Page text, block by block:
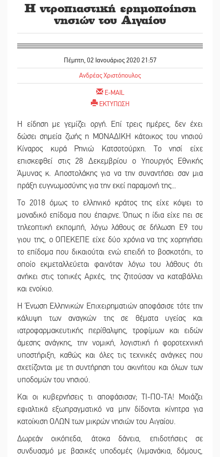
Η ντροπιαστική ερημοποίηση
νησιών του Αιγαίου
Πέμπτη, 02 Ιανουάριος 2020 21:57
Ανδρέας Χριστόπουλος
E-MAIL
ΕΚΤΥΠΩΣΗ
Η είδηση με γεμίζει οργή. Επί τρεις ημέρες, δεν έχει
δώσει σημεία ζωής η ΜΟΝΑΔΙΚΗ κάτοικος του νησιού
Κίναρος κυρά Ρηνιώ Κατσοτούρχη. Το νησί είχε
επισκεφθεί στις 28 Δεκεμβρίου ο Υπουργός Εθνικής
Άμυνας κ. Αποστολάκης για να την συναντήσει σαν μια
πράξη ευγνωμοσύνης για την εκεί παραμονή της...
Το 2018 όμως το ελληνικό κράτος της είχε κόψει το
μοναδικό επίδομα που έπαιρνε. Όπως η ίδια είχε πει σε
τηλεοπτική εκπομπή, λόγω λάθους σε δήλωση Ε9 του
γιου της, ο ΟΠΕΚΕΠΕ είχε δύο χρόνια να της χορηγήσει
το επίδομα που δικαιούται ενώ επειδή το βοσκοτόπι, το
οποίο εκμεταλλεύεται φαινόταν λόγω του λάθους ότι
ανήκει στις τοπικές Αρχές, της ζητούσαν να καταβάλλει
και ενοίκιο.
Η Ένωση Ελληνικών Επιχειρηματιών αποφάσισε τότε την
κάλυψη των αναγκών της σε θέματα υγείας και
ιατροφαρμακευτικής περίθαλψης, τροφίμων και ειδών
άμεσης ανάγκης, την νομική, λογιστική ή φοροτεχνική
υποστήριξη, καθώς και όλες τις τεχνικές ανάγκες που
σχετίζονται με τη συντήρηση του ακινήτου και όλων των
υποδομών του νησιού.
Και οι κυβερνήσεις τι αποφάσισαν; ΤΙ-ΠΟ-ΤΑ! Μοιάζει
εφιαλτικά εξωπραγματικό να μην δίδονται κίνητρα για
κατοίκιση ΟΛΩΝ των μικρών νησιών του Αιγαίου.
Δωρεάν οικόπεδα, άτοκα δάνεια, επιδοτήσεις σε
συνδυασμό με βασικές υποδομές (λιμανάκια, δόμους,